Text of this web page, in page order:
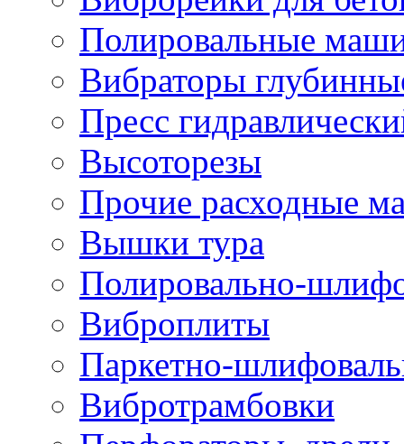
Полировальные
Вибраторы
Пресс
Высоторезы
Прочие расходные
Вышки тура
Полировально-
Виброплиты
Паркетно-
Вибротрамбовки